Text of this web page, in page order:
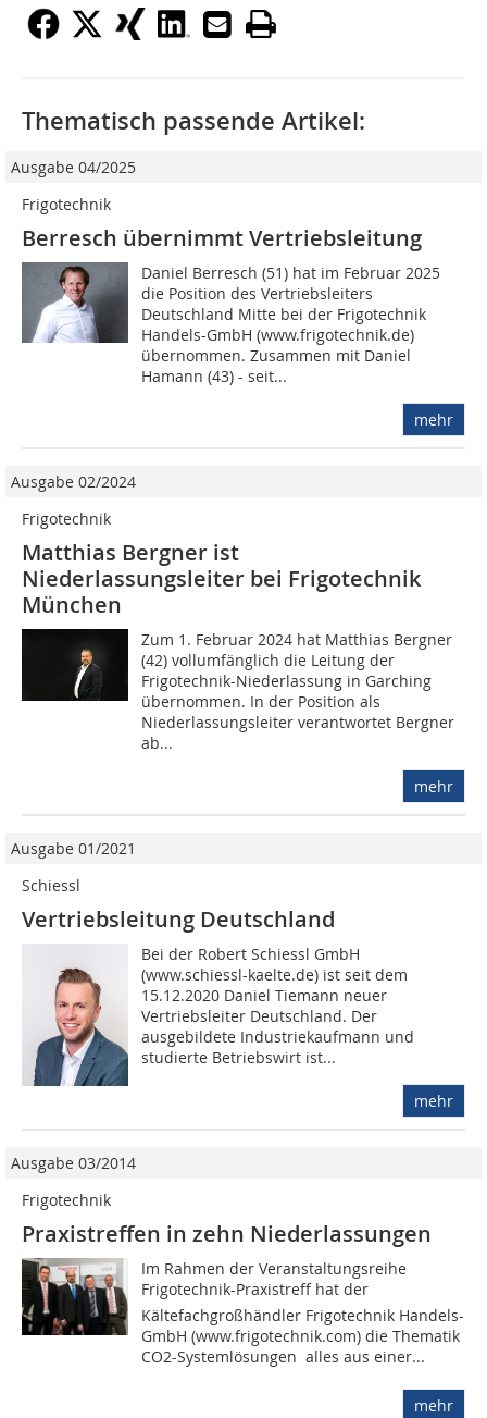
Thematisch passende Artikel:
Ausgabe 04/2025
Frigotechnik
Berresch übernimmt Vertriebsleitung
Daniel Berresch (51) hat im Februar 2025
die Position des Vertriebsleiters
Deutschland Mitte bei der Frigotechnik
Handels-GmbH (www.frigotechnik.de)
übernommen. Zusammen mit Daniel
Hamann (43) - seit...
mehr
Ausgabe 02/2024
Frigotechnik
Matthias Bergner ist
Niederlassungsleiter bei Frigotechnik
München
Zum 1. Februar 2024 hat Matthias Bergner
(42) vollumfänglich die Leitung der
Frigotechnik-Niederlassung in Garching
übernommen. In der Position als
Niederlassungsleiter verantwortet Bergner
ab...
mehr
Ausgabe 01/2021
Schiessl
Vertriebsleitung Deutschland
Bei der Robert Schiessl GmbH
(www.schiessl-kaelte.de) ist seit dem
15.12.2020 Daniel Tiemann neuer
Vertriebsleiter Deutschland. Der
ausgebildete Industriekaufmann und
studierte Betriebswirt ist...
mehr
Ausgabe 03/2014
Frigotechnik
Praxistreffen in zehn Niederlassungen
Im Rahmen der Veranstaltungsreihe
Frigotechnik-Praxistreff hat der
Kältefachgroßhändler Frigotechnik Handels-
GmbH (www.frigotechnik.com) die Thematik
CO2-Systemlösungen  alles aus einer...
mehr